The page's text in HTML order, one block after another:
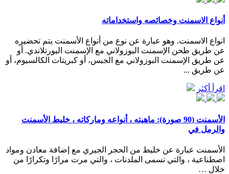
أنواع الاسمنت وخصائصه واستخداماته
انواع الاسمنت. وهو عبارة عن نوع من أنواع الأسمنت يتم تحضيره
عن طريق طحن الإسمنت البوزولاني مع الإسمنت البورتلاندي. أو
عن طريق الإسمنت البوزولاني مع الجبس، أو كبريتات الكالسيوم، أو
عن طريق ...
اقرأ أكثر
الأسمنت (90 صورة): ماهيته ، أنواعه وماركاته ، خليط الأسمنت
والرمل في
الأسمنت عبارة عن خليط من الحجر الجيري مع إضافة معادن ومواد
اصطناعية ، والتي تسمى الملدنات ، والتي مرت مرارًا وتكرارًا من
خلال …